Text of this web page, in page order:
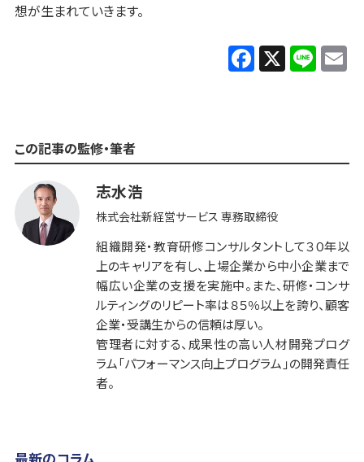
想が生まれていきます。
Facebook
X Line
この記事の監修・筆者
志水浩
株式会社新経営サービス 専務取締役
組織開発・教育研修コンサルタントして３０年以
上のキャリアを有し、上場企業から中小企業まで
幅広い企業の支援を実施中。また、研修・コンサ
ルティングのリピート率は８５％以上を誇り、顧客
企業・受講生からの信頼は厚い。
管理者に対する、成果性の高い人材開発プログ
ラム「パフォーマンス向上プログラム」の開発責任
者。